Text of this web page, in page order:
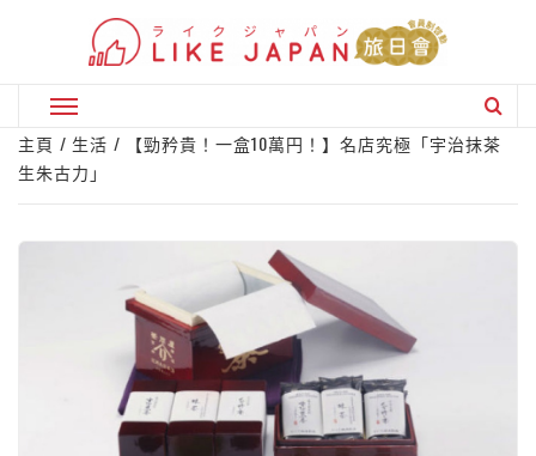
Primary
Menu
主頁 生活
【勁矜貴！一盒10萬円！】名店究極「宇治抹茶
生朱古力」